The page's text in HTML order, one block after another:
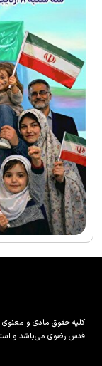
کلیه حقوق مادی و معنوی
قدس رضوی می‌باشد و